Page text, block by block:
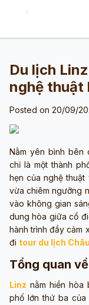
Du lịch
nghệ thuật
Posted on 20/09/
Nằm yên bình bên
chỉ là một thành
hẹn của nghệ
vừa chiêm ngưỡng
vào không gian
dung hòa giữa cổ
hành trình đầy cảm
đi tour du lịch
Tổng quan
Linz nằm hiền hòa
phố lớn thứ ba của